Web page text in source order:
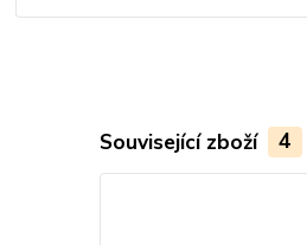
Související zboží 4